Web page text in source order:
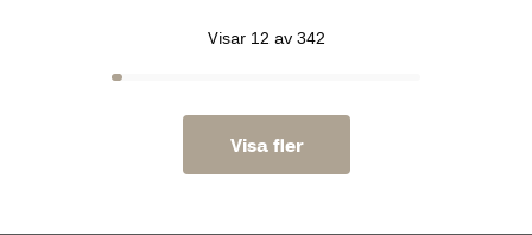
Visar 12 av 342
Visa fler